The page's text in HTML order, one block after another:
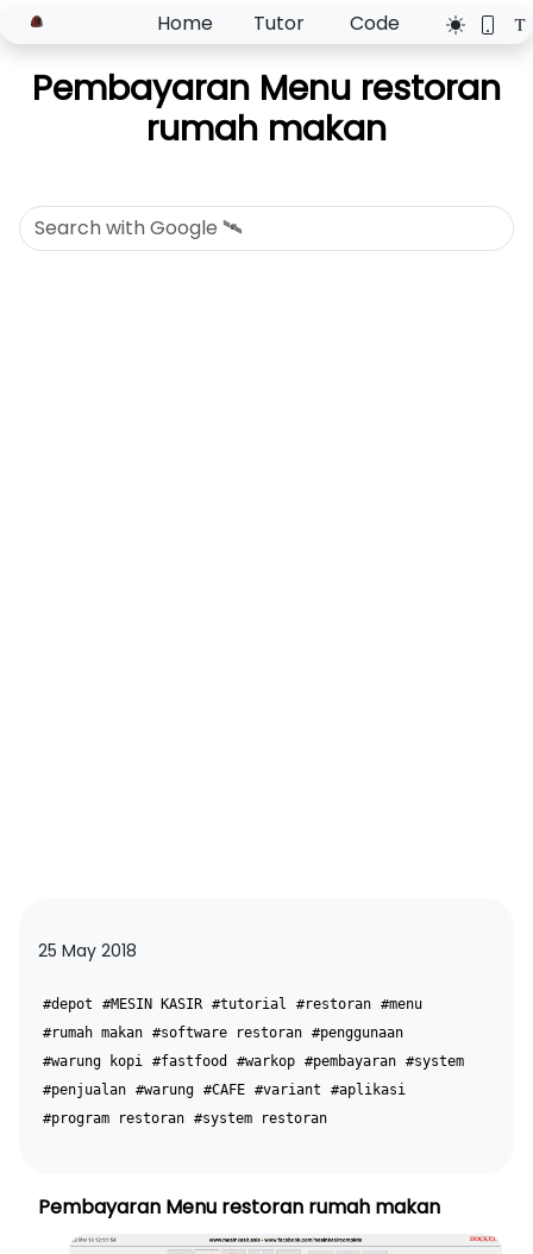
Home Tutor Code
Pembayaran Menu restoran
rumah makan
25 May 2018
#depot #MESIN KASIR #tutorial #restoran #menu
#rumah makan #software restoran #penggunaan
#warung kopi
#fastfood #warkop #pembayaran #system
#penjualan #warung #CAFE #variant
#aplikasi
#program restoran #system restoran
Pembayaran Menu restoran rumah makan